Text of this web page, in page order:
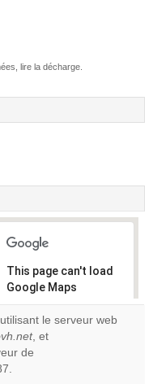
lire la décharge.
This page can't load
Google Maps
correctly.
Do you
own this
le serveur web
, et
de